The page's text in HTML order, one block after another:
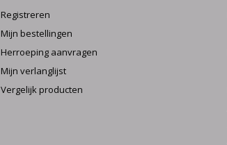
Registreren
Mijn bestellingen
Herroeping aanvragen
Mijn verlanglijst
Vergelijk producten